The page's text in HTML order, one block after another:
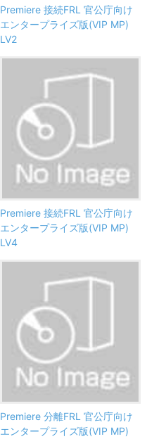
Premiere 接続FRL 官公庁向け
エンタープライズ版(VIP MP)
LV2
Premiere 接続FRL 官公庁向け
エンタープライズ版(VIP MP)
LV4
Premiere 分離FRL 官公庁向け
エンタープライズ版(VIP MP)